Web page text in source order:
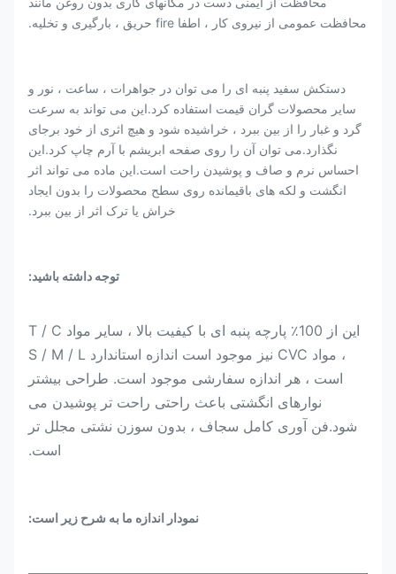
محافظت عمومی از نیروی کار ، اطفا fire حریق ، بارگیری و تخلیه.
دستکش سفید پنبه ای را می توان در جواهرات ، ساعت ، نور و
سایر محصولات گران قیمت استفاده کرد.این می تواند به سرعت
گرد و غبار را از بین ببرد ، خراشیده شود و هیچ اثری از خود برجای
نگذارد.می توان آن را روی صفحه ابریشم با آرم چاپ کرد.این
احساس نرم و صاف و پوشیدن راحت است.این ماده می تواند اثر
انگشت و لکه های باقیمانده روی سطح محصولات را بدون ایجاد
خراش یا ترک اثر از بین ببرد.
توجه داشته باشید:
این از 100٪ پارچه پنبه ای با کیفیت بالا ، سایر مواد T / C
، مواد CVC نیز موجود است اندازه استاندارد S / M / L
است ، هر اندازه سفارشی موجود است. طراحی بیشتر
نوارهای انگشتی باعث راحتی راحت تر پوشیدن می
شود.فن آوری کامل سجاف ، بدون سوزن نشتی مجلل تر
است.
نمودار اندازه ما به شرح زیر است: